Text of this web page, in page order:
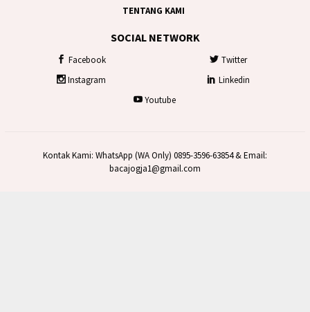
TENTANG KAMI
SOCIAL NETWORK
Facebook
Twitter
Instagram
Linkedin
Youtube
Kontak Kami: WhatsApp (WA Only) 0895-3596-63854 & Email:
bacajogja1@gmail.com